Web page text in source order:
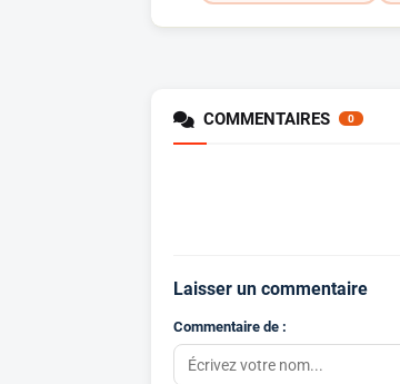
COMMENTAIRES 0
Laisser un commentaire
Commentaire de :